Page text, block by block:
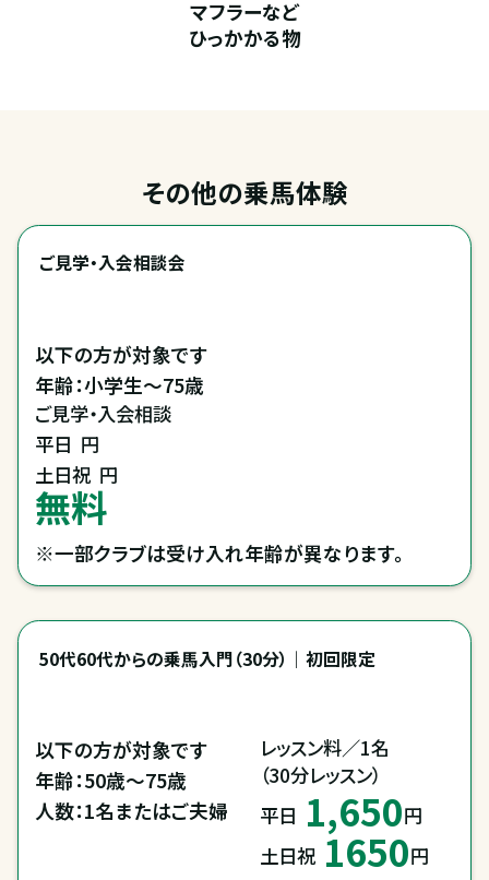
マフラーなど
ひっかかる物
その他の乗馬体験
ご見学・入会相談会
以下の方が対象です
年齢：小学生～75歳
ご見学・入会相談
平日 円
土日祝 円
無料
※一部クラブは受け入れ年齢が異なります。
50代60代からの乗馬入門（30分）｜初回限定
以下の方が対象です
年齢：50歳～75歳
人数：1名またはご夫婦
レッスン料／1名
（30分レッスン）
平日 1,650円
土日祝 1650円